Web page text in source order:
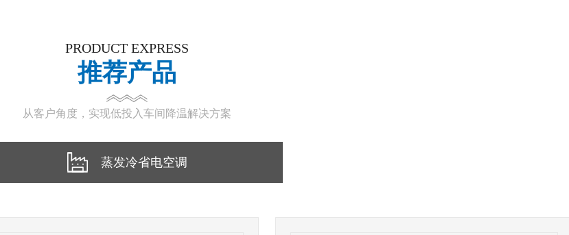
PRODUCT EXPRESS
推荐产品
从客户角度，实现低投入车间降温解决方案
蒸发冷省电空调